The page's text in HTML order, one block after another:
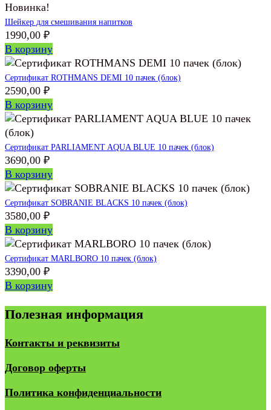
Новинка!
Шейкер для смешивания напитков
1990,00 ₽
В корзину
Сертификат ROTHMANS DEMI 10 пачек (блок)
2590,00 ₽
В корзину
Сертификат PARLIAMENT AQUA BLUE 10 пачек (блок)
3690,00 ₽
В корзину
Сертификат SOBRANIE BLACKS 10 пачек (блок)
3580,00 ₽
В корзину
Сертификат MARLBORO 10 пачек (блок)
3390,00 ₽
В корзину
Полезная информация
Контакты и реквизиты
Договор оферты
Политика конфиденциальности